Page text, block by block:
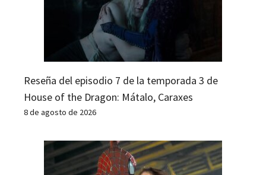
Reseña del episodio 7 de la temporada 3 de
House of the Dragon: Mátalo, Caraxes
8 de agosto de 2026